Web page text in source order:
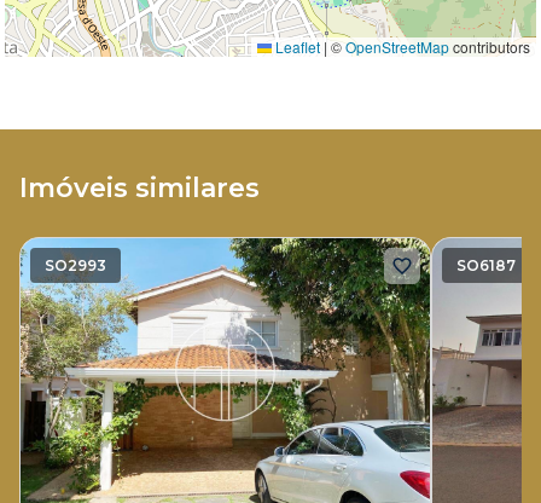
Leaflet | ©OpenStreetMapcontributors
Imóveis similares
SO2993 SO6187